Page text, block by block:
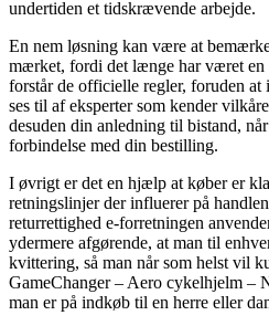
undertiden et tidskrævende arbejde.
En nem løsning kan være at
mærket, fordi det længe har været en
forstår de officielle regler, foruden at
ses til af eksperter som kender
desuden din anledning til bistand,
forbindelse med din bestilling.
I øvrigt er det en hjælp at køber er
retningslinjer der influerer på
returrettighed e-forretningen
ydermere afgørende, at man til
kvittering, så man når som helst vil
GameChanger – Aero cykelhjelm –
man er på indkøb til en herre eller